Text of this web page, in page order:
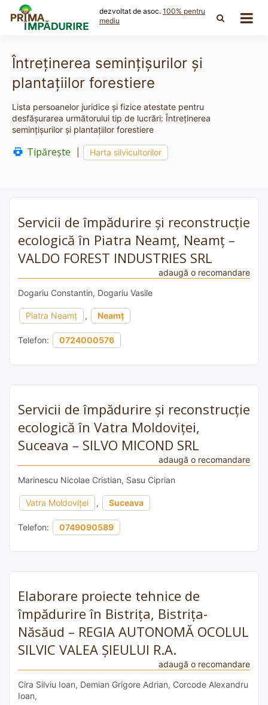
content
dezvoltat de asoc. 100% pentru
mediu
Întreţinerea seminţişurilor şi
plantaţiilor forestiere
Lista persoanelor juridice și fizice atestate pentru
desfășurarea următorului tip de lucrări: Întreţinerea
seminţişurilor şi plantaţiilor forestiere
Tipărește Harta silvicultorilor
Servicii de împădurire și reconstrucție
ecologică în Piatra Neamț, Neamț –
VALDO FOREST INDUSTRIES SRL
adaugă o recomandare
Dogariu Constantin, Dogariu Vasile
Piatra Neamț , Neamț
Telefon: 0724000576
Servicii de împădurire și reconstrucție
ecologică în Vatra Moldoviței,
Suceava – SILVO MICOND SRL
adaugă o recomandare
Marinescu Nicolae Cristian, Sasu Ciprian
Vatra Moldoviței , Suceava
Telefon: 0749090589
Elaborare proiecte tehnice de
împădurire în Bistrița, Bistrița-
Năsăud – REGIA AUTONOMĂ OCOLUL
SILVIC VALEA ȘIEULUI R.A.
adaugă o recomandare
Cira Silviu Ioan, Demian Grigore Adrian, Corcode Alexandru
Ioan,